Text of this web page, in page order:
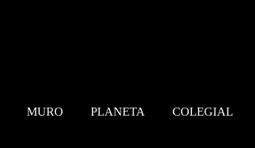
MURO PLANETA COLEGIAL